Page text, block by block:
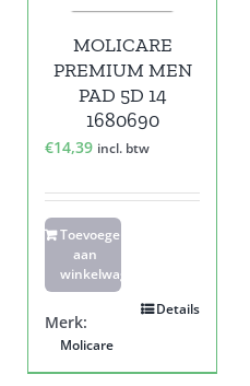
MOLICARE
PREMIUM MEN
PAD 5D 14
1680690
€14,39 incl. btw
Toevoegen
aan
winkelwagen
Details
Merk:
Molicare